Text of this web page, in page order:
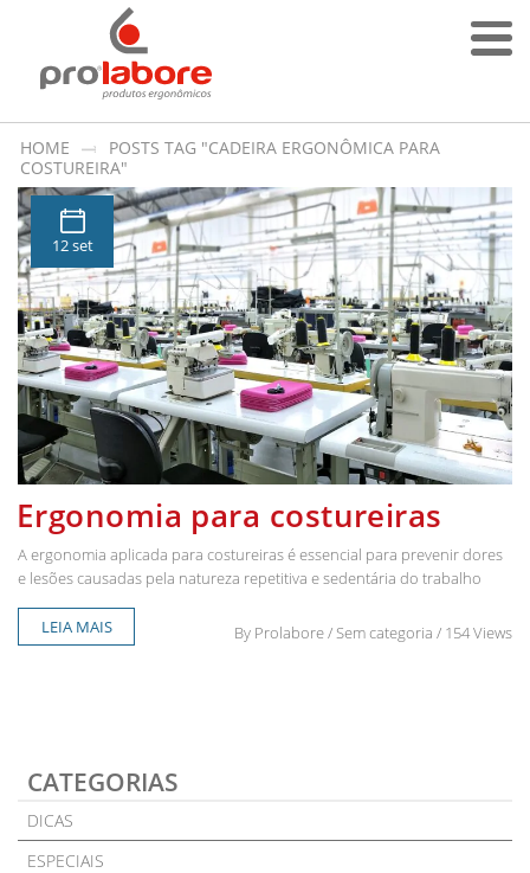
HOME
POSTS TAG "CADEIRA ERGONÔMICA PARA
COSTUREIRA"
12 set
Ergonomia para costureiras
A ergonomia aplicada para costureiras é essencial para prevenir dores
e lesões causadas pela natureza repetitiva e sedentária do trabalho
LEIA MAIS By Prolabore/ Sem categoria / 154 Views
CATEGORIAS
DICAS
ESPECIAIS